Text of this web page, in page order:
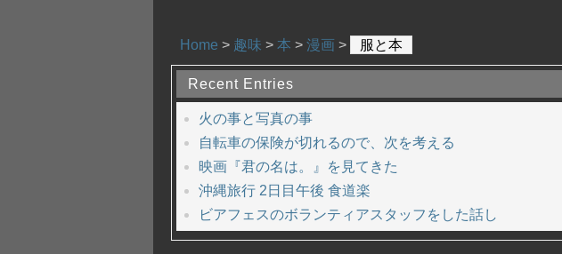
Home > 趣味 > 本 > 漫画 > 服と本
Recent Entries
火の事と写真の事
自転車の保険が切れるので、次を考える
映画『君の名は。』を見てきた
沖縄旅行 2日目午後 食道楽
ビアフェスのボランティアスタッフをした話し